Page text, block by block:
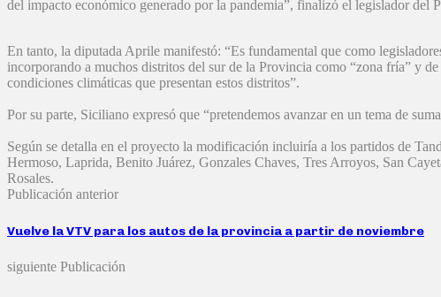
del impacto económico generado por la pandemia”, finalizó el legislador del
En tanto, la diputada Aprile manifestó: “Es fundamental que como
incorporando a muchos distritos del sur de la Provincia como “zona fría” y
condiciones climáticas que presentan estos distritos”.
Por su parte, Siciliano expresó que “pretendemos avanzar en un tema de
Según se detalla en el proyecto la modificación incluiría a los partidos de
Hermoso, Laprida, Benito Juárez, Gonzales Chaves, Tres Arroyos, San
Rosales.
Publicación anterior
Vuelve la VTV para los autos de la provincia a partir de noviembre
siguiente Publicación